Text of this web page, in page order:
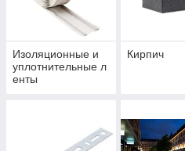
Изоляционные и
уплотнительные л
енты
Кирпич